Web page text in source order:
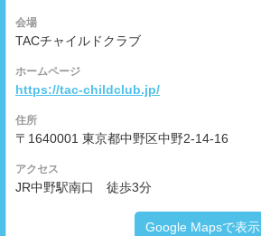
会場
TACチャイルドクラブ
ホームページ
https://tac-childclub.jp/
住所
〒1640001 東京都中野区中野2-14-16
アクセス
JR中野駅南口 徒歩3分
Google Mapsで表示